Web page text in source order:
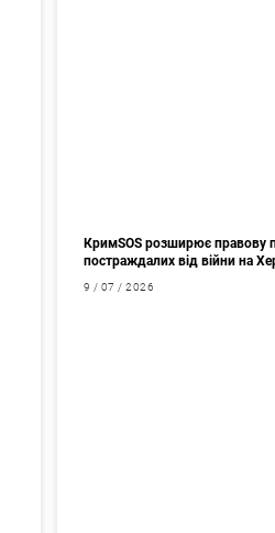
КримSOS розширює правову
постраждалих від війни на
9 / 07 / 2026